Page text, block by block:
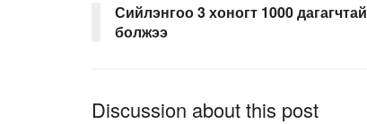
Сийлэнгоо 3 хоногт 1000 дагагчтай
болжээ
Discussion about this post